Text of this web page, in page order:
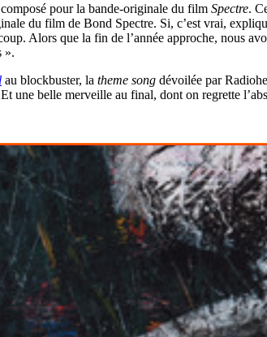
pour la bande-originale du film Spectre.
du film de Bond Spectre. Si, c’est vrai,
Alors que la fin de l’année approche, nous
».
au blockbuster, la theme song dévoilée par
une belle merveille au final, dont on regrette